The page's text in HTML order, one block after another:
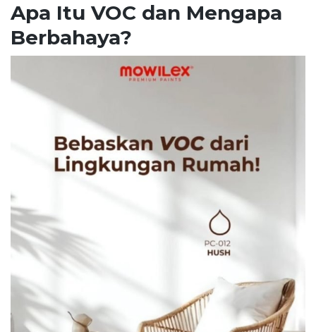
Apa Itu VOC dan Mengapa
Berbahaya?